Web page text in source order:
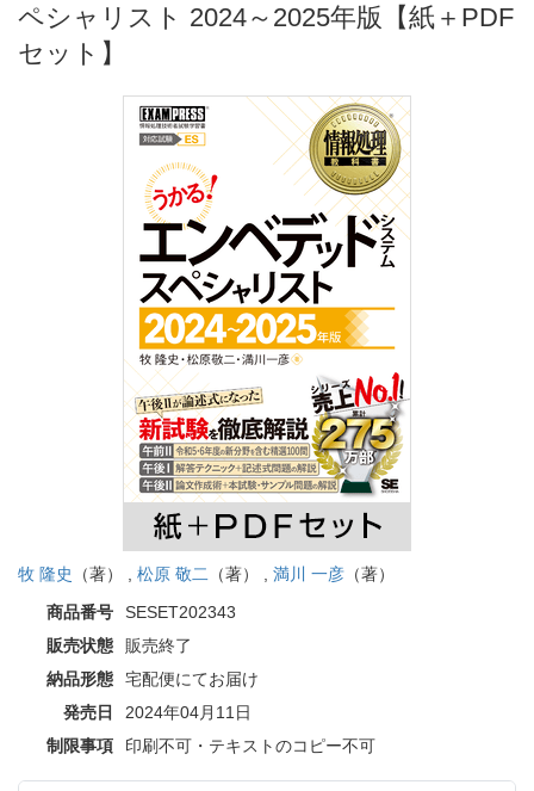
ペシャリスト 2024～2025年版【紙＋PDF
セット】
牧 隆史 （著） , 松原 敬二 （著） , 満川 一彦 （著）
商品番号
SESET202343
販売状態
販売終了
納品形態
宅配便にてお届け
発売日
2024年04月11日
制限事項
印刷不可・テキストのコピー不可